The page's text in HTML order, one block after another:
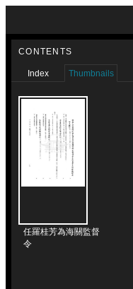
CONTENTS
Index Thumbnails
任羅桂芳為海關監督
令